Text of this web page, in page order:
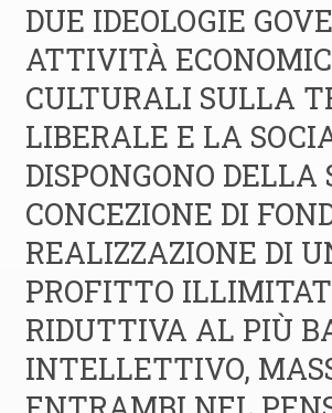
DUE IDEOLOGIE
ATTIVITÀ
CULTURALI SULLA
LIBERALE E LA
DISPONGONO DELLA
CONCEZIONE DI
REALIZZAZIONE DI
PROFITTO
RIDUTTIVA AL PIÙ
INTELLETTIVO,